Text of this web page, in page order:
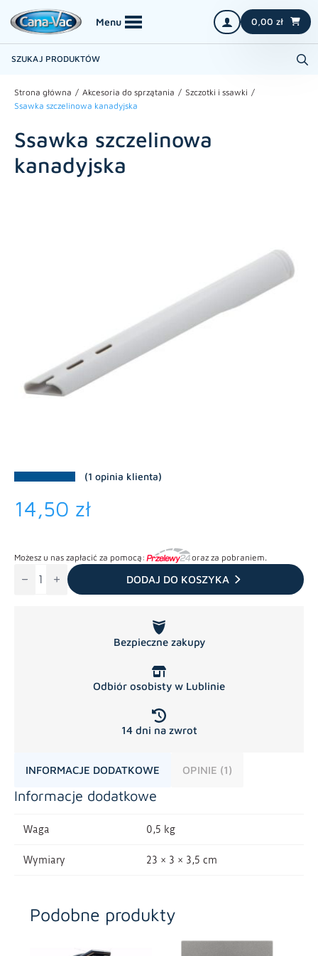
0,00 zł
Strona główna Akcesoria do sprzątania
Szczotki i ssawki
Ssawka szczelinowa kanadyjska
Ssawka szczelinowa
kanadyjska
(1 opinia klienta)
14,50 zł
Możesz u nas zapłacić za pomocą: oraz za pobraniem.
Ssawka
szczelinowa
DODAJ DO KOSZYKA
Bezpieczne zakupy
Odbiór osobisty w Lublinie
14 dni na zwrot
INFORMACJE DODATKOWE OPINIE (1)
Informacje dodatkowe
Waga 0,5 kg
Wymiary 23 × 3 × 3,5 cm
Podobne produkty